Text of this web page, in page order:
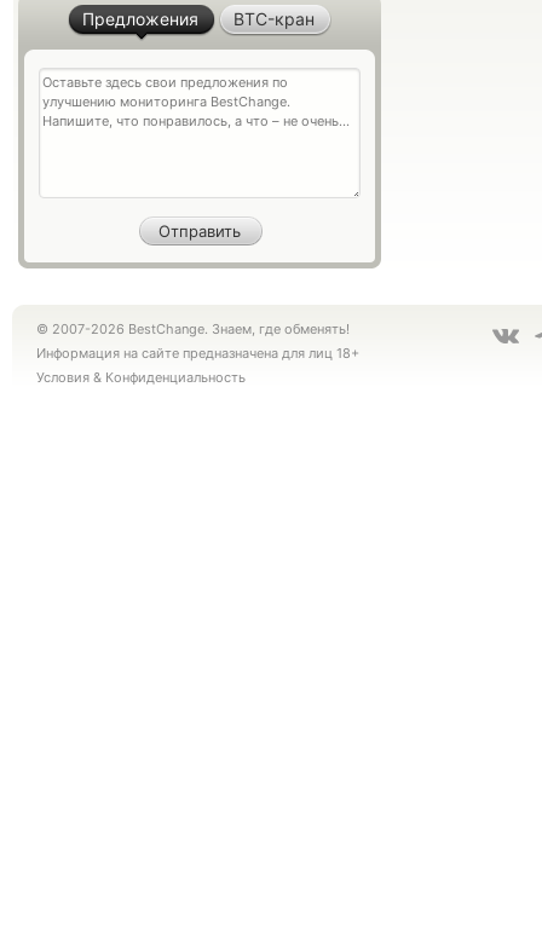
Предложения BTC-кран
© 2007-2026 BestChange. Знаем, где обменять!
Информация на сайте предназначена для лиц 18+
Условия & Конфиденциальность